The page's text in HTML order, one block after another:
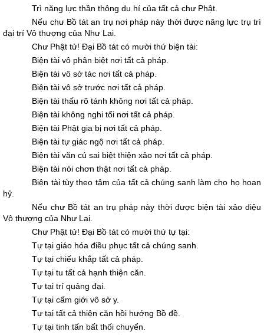
Trì năng lực thần thông du hí của tất cả chư Phật.
Nếu chư Bồ tát an trụ nơi pháp này thời được năng lực trụ trì
đại trí Vô thượng của Như Lai.
Chư Phật tử! Ðại Bồ tát có mười thứ biện tài:
Biện tài vô phân biệt nơi tất cả pháp.
Biện tài vô sở tác nơi tất cả pháp.
Biện tài vô sở trước nơi tất cả pháp.
Biện tài thấu rõ tánh không nơi tất cả pháp.
Biện tài không nghi tối nơi tất cả pháp.
Biện tài Phật gia bị nơi tất cả pháp.
Biện tài tự giác ngộ nơi tất cả pháp.
Biện tài văn cú sai biệt thiện xảo nơi tất cả pháp.
Biện tài nói chơn thật nơi tất cả pháp.
Biện tài tùy theo tâm của tất cả chúng sanh làm cho họ hoan
hỷ.
Nếu chư Bồ tát an trụ pháp này thời được biện tài xảo diệu
Vô thượng của Như Lai.
Chư Phật tử! Ðại Bồ tát có mười thứ tự tại:
Tự tại giáo hóa điều phục tất cả chúng sanh.
Tự tại chiếu khắp tất cả pháp.
Tự tại tu tất cả hạnh thiện căn.
Tự tại trí quảng đại.
Tự tại cấm giới vô sở y.
Tự tại tất cả thiện căn hồi hướng Bồ đề.
Tự tại tinh tấn bất thối chuyển.